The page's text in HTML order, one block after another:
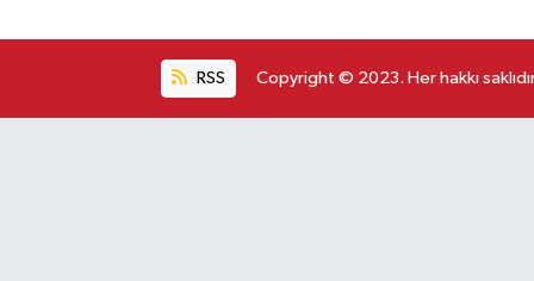
RSS Copyright © 2023. Her hakkı